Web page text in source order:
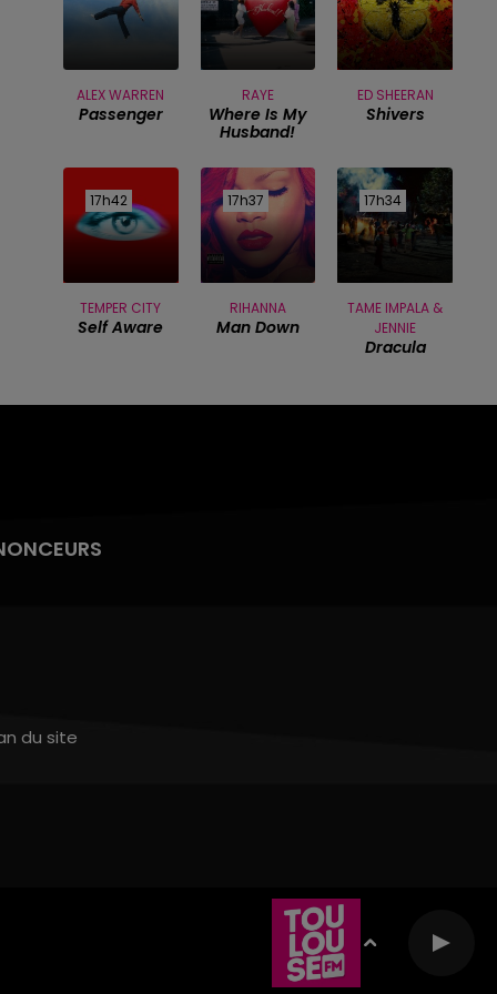
ALEX WARREN
Passenger
RAYE
Where Is My
Husband!
ED SHEERAN
Shivers
17h42
17h42
TEMPER CITY
Self Aware
17h37
17h37
RIHANNA
Man Down
17h34
17h34
TAME IMPALA &
JENNIE
Dracula
du site